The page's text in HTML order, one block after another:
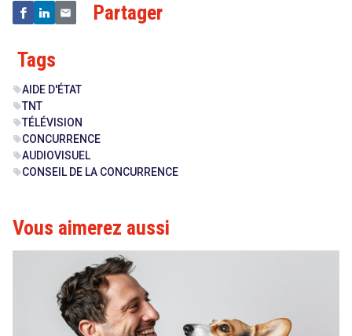
Partager
Tags
sellAIDE D'ÉTAT
sellTNT
sellTÉLÉVISION
sellCONCURRENCE
sellAUDIOVISUEL
sellCONSEIL DE LA CONCURRENCE
Vous aimerez aussi